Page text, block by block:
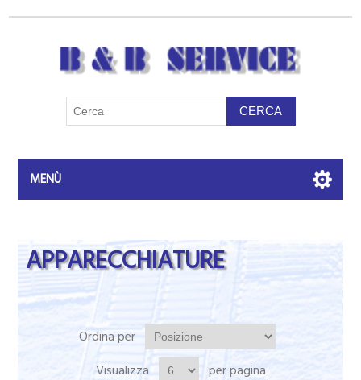
MENÙ
APPARECCHIATURE
Ordina per
Visualizza
per pagina